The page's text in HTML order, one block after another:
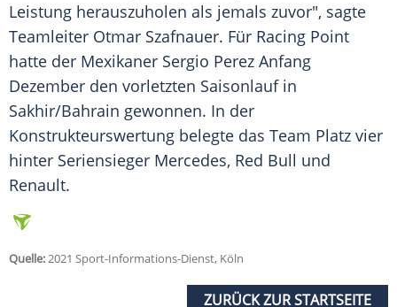
Leistung herauszuholen als jemals zuvor", sagte
Teamleiter Otmar Szafnauer. Für Racing Point
hatte der Mexikaner Sergio Perez Anfang
Dezember den vorletzten Saisonlauf in
Sakhir/Bahrain gewonnen. In der
Konstrukteurswertung belegte das Team Platz vier
hinter Seriensieger Mercedes, Red Bull und
Renault.
Quelle:2021 Sport-Informations-Dienst, Köln
ZURÜCK ZUR STARTSEITE